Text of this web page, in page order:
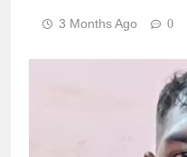
3 Months Ago 0